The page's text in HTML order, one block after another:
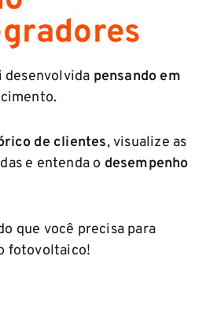
desenvolvida pensando em
de clientes, visualize as
e entenda o desempenho
que você precisa para
fotovoltaico!